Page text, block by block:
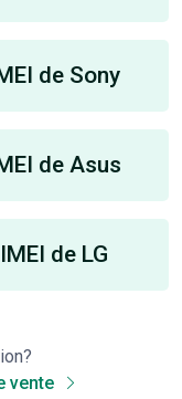
de Sony
de Asus
de LG
vente